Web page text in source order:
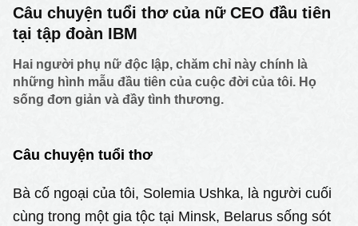
Câu chuyện tuổi thơ của nữ CEO đầu tiên
tại tập đoàn IBM
Hai người phụ nữ độc lập, chăm chỉ này chính là
những hình mẫu đầu tiên của cuộc đời của tôi. Họ
sống đơn giản và đầy tình thương.
Câu chuyện tuổi thơ
Bà cố ngoại của tôi, Solemia Ushka, là người cuối
cùng trong một gia tộc tại Minsk, Belarus sống sót